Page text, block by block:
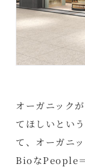
オーガニック
てほしいとい
て、オーガニ
BioなPeople